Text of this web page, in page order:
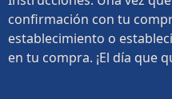
confirmación con tu
establecimiento o
en tu compra. ¡El día que